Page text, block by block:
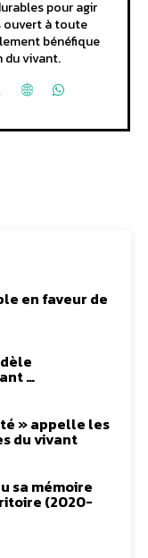
pour agir
ouvert à toute
bénéfique
du vivant.
en faveur de
…
» appelle les
du vivant
sa mémoire
(2020-